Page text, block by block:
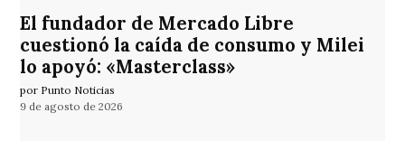
El fundador de Mercado Libre
cuestionó la caída de consumo y Milei
lo apoyó: «Masterclass»
por Punto Noticias
9 de agosto de 2026